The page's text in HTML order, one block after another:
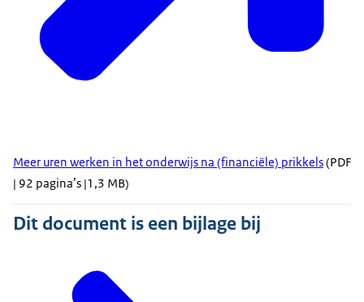
Meer uren werken in het onderwijs na (financiële) prikkels(PDF
| 92 pagina’s |1,3 MB)
Dit document is een bijlage bij